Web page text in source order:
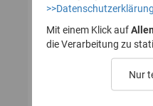
>>Datenschutzerklärung
Mit einem Klick auf
die Verarbeitung zu
Nur